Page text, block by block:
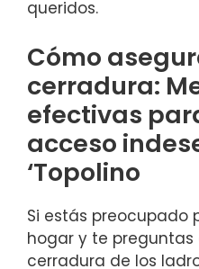
queridos.
Cómo
cerradura:
efectivas
acceso
‘Topolino
Si⁣ estás preocupado
hogar y te
cerradura de los‌